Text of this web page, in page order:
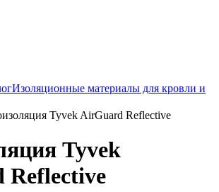
Изоляционные материалы для кровли и
Tyvek AirGuard Reflective
Tyvek